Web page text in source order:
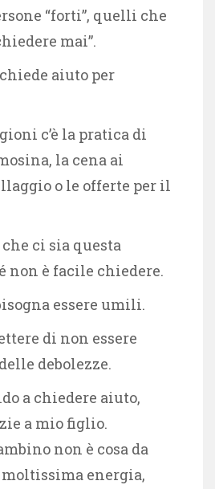
“forti”, quelli che
mai”.
aiuto per
c’è la pratica di
la cena ai
o le offerte per il
ci sia questa
non è facile chiedere.
essere umili.
di non essere
debolezze.
a chiedere aiuto,
a mio figlio.
non è cosa da
moltissima energia,